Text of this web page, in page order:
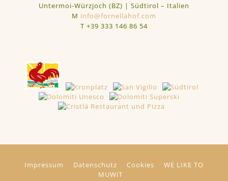
Untermoi-Würzjoch (BZ) | Südtirol – Italien
M info@fornellahof.com
T +39 333 146 86 54
Impressum Datenschutz Cookies
WE LIKE TO
MUWiT